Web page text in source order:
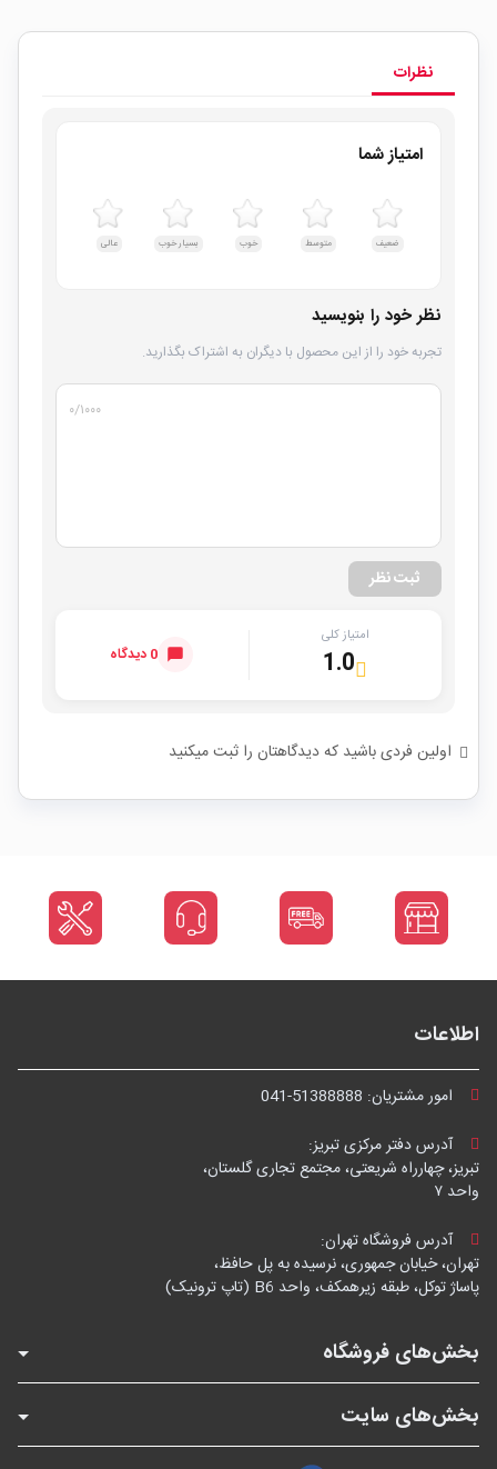
نظرات
امتیاز شما
ضعیف متوسط خوب بسیار خوب عالی
نظر خود را بنویسید
تجربه خود را از این محصول با دیگران به اشتراک بگذارید.
۰/۱۰۰۰
ثبت نظر
امتیاز کلی
1.0 0 دیدگاه
اولین فردی باشید که دیدگاهتان را ثبت میکنید
اطلاعات
امور مشتریان: 041-51388888
آدرس دفتر مرکزی تبریز:
تبریز، چهارراه شریعتی، مجتمع تجاری گلستان،
واحد ۷
آدرس فروشگاه تهران:
تهران، خیابان جمهوری، نرسیده به پل حافظ،
پاساژ توکل، طبقه زیرهمکف، واحد B6 (تاپ ترونیک)
بخش‌های فروشگاه
بخش‌های سایت